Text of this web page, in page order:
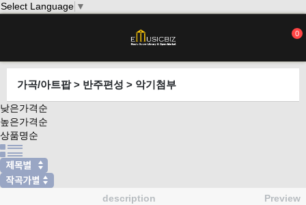
Select Language ▼
0
가곡/아트팝 > 반주편성 > 악기첨부
낮은가격순
높은가격순
상품명순
description Preview